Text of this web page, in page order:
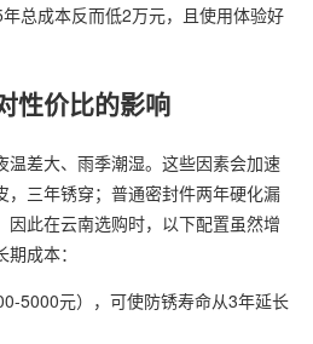
总成本反而低2万元，且使用体验好
性价比的影响
温差大、雨季潮湿。这些因素会加速
，三年锈穿；普通密封件两年硬化漏
因此在云南选购时，以下配置虽然增
成本：
5000元），可使防锈寿命从3年延长